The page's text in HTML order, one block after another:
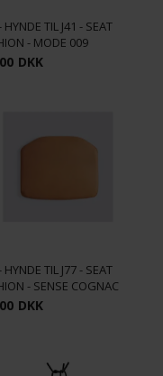
HYNDE TIL J41 - SEAT
- MODE 009
DKK
HYNDE TIL J77 - SEAT
- SENSE COGNAC
DKK